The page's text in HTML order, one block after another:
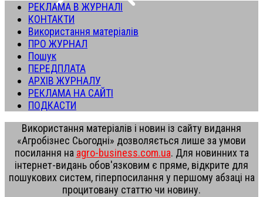
РЕКЛАМА В ЖУРНАЛІ
КОНТАКТИ
Використання матеріалів
ПРО ЖУРНАЛ
Пошук
ПЕРЕДПЛАТА
АРХІВ ЖУРНАЛУ
РЕКЛАМА НА САЙТІ
ПОДКАСТИ
Використання матеріалів і новин із сайту видання
«Агробізнес Сьогодні» дозволяється лише за умови
посилання на agro-business.com.ua. Для новинних та
інтернет-видань обов'язковим є пряме, відкрите для
пошукових систем, гіперпосилання у першому абзаці на
процитовану статтю чи новину.